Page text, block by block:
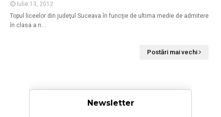
Iulie 13, 2012
Topul liceelor din judeţul Suceava în funcţie de ultima medie de admitere
în clasa a n…
Postări mai vechi
Newsletter